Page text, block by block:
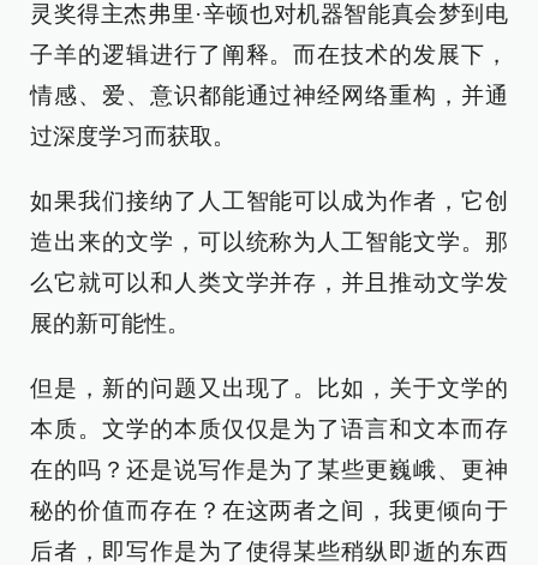
灵奖得主杰弗里·辛顿也对机器智能真会梦到电
子羊的逻辑进行了阐释。而在技术的发展下，
情感、爱、意识都能通过神经网络重构，并通
过深度学习而获取。
如果我们接纳了人工智能可以成为作者，它创
造出来的文学，可以统称为人工智能文学。那
么它就可以和人类文学并存，并且推动文学发
展的新可能性。
但是，新的问题又出现了。比如，关于文学的
本质。文学的本质仅仅是为了语言和文本而存
在的吗？还是说写作是为了某些更巍峨、更神
秘的价值而存在？在这两者之间，我更倾向于
后者，即写作是为了使得某些稍纵即逝的东西